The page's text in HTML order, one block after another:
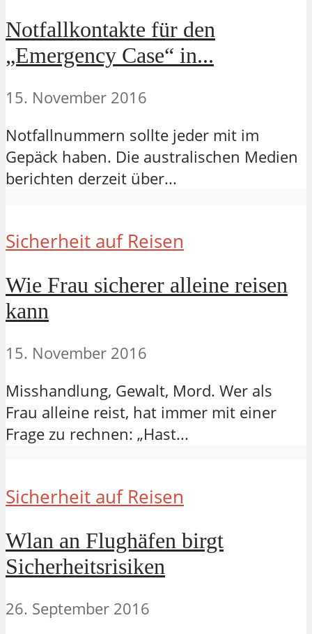
Notfallkontakte für den
„Emergency Case“ in...
15. November 2016
Notfallnummern sollte jeder mit im
Gepäck haben. Die australischen Medien
berichten derzeit über...
Sicherheit auf Reisen
Wie Frau sicherer alleine reisen
kann
15. November 2016
Misshandlung, Gewalt, Mord. Wer als
Frau alleine reist, hat immer mit einer
Frage zu rechnen: „Hast...
Sicherheit auf Reisen
Wlan an Flughäfen birgt
Sicherheitsrisiken
26. September 2016